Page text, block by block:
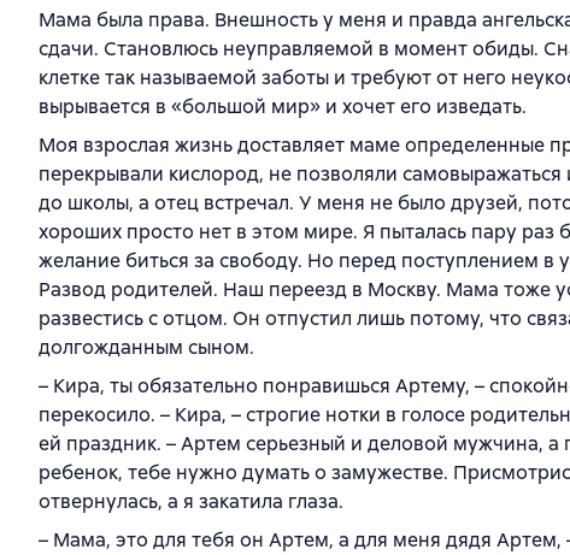
Мама была права. Внешность у меня и правда
сдачи. Становлюсь неуправляемой в момент обиды.
клетке так называемой заботы и требуют от него
вырывается в «большой мир» и хочет его изведать.
Моя взрослая жизнь доставляет маме определенные
перекрывали кислород, не позволяли
до школы, а отец встречал. У меня не было друзей,
хороших просто нет в этом мире. Я пыталась пару
желание биться за свободу. Но перед поступлением
Развод родителей. Наш переезд в Москву. Мама тоже
развестись с отцом. Он отпустил лишь потому, что
долгожданным сыном.
– Кира, ты обязательно понравишься Артему, –
перекосило. – Кира, – строгие нотки в голосе
ей праздник. – Артем серьезный и деловой мужчина,
ребенок, тебе нужно думать о замужестве.
отвернулась, а я закатила глаза.
– Мама, это для тебя он Артем, а для меня дядя